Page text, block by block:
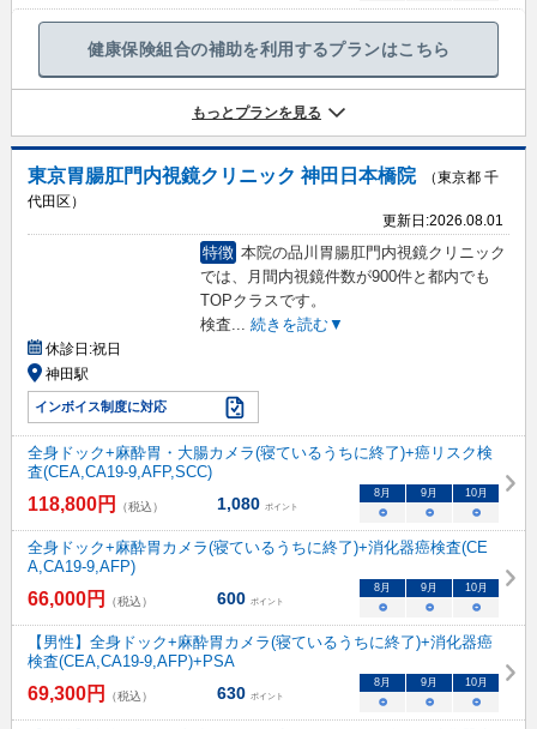
健康保険組合の補助を利用するプランはこちら
もっとプランを見る
東京胃腸肛門内視鏡クリニック 神田日本橋院
（東京都 千
代田区）
更新日:2026.08.01
特徴 本院の品川胃腸肛門内視鏡クリニック
では、月間内視鏡件数が900件と都内でも
TOPクラスです。
検査... 続きを読む▼
休診日:祝日
神田駅
インボイス制度に対応
全身ドック+麻酔胃・大腸カメラ(寝ているうちに終了)+癌リスク検
査(CEA,CA19-9,AFP,SCC)
118,800円 （税込） 1,080 ポイント
8月 9月 10月
○ ○ ○
全身ドック+麻酔胃カメラ(寝ているうちに終了)+消化器癌検査(CE
A,CA19-9,AFP)
66,000円 （税込） 600 ポイント
8月 9月 10月
○ ○ ○
【男性】全身ドック+麻酔胃カメラ(寝ているうちに終了)+消化器癌
検査(CEA,CA19-9,AFP)+PSA
69,300円 （税込） 630 ポイント
8月 9月 10月
○ ○ ○